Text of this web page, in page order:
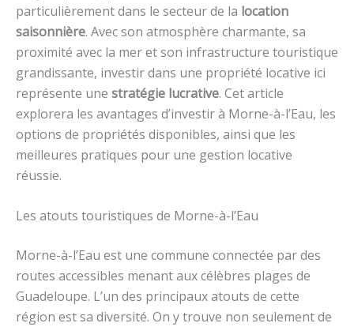
particulièrement dans le secteur de la location
saisonnière. Avec son atmosphère charmante, sa
proximité avec la mer et son infrastructure touristique
grandissante, investir dans une propriété locative ici
représente une stratégie lucrative. Cet article
explorera les avantages d’investir à Morne-à-l’Eau, les
options de propriétés disponibles, ainsi que les
meilleures pratiques pour une gestion locative
réussie.
Les atouts touristiques de Morne-à-l’Eau
Morne-à-l’Eau est une commune connectée par des
routes accessibles menant aux célèbres plages de
Guadeloupe. L’un des principaux atouts de cette
région est sa diversité. On y trouve non seulement de